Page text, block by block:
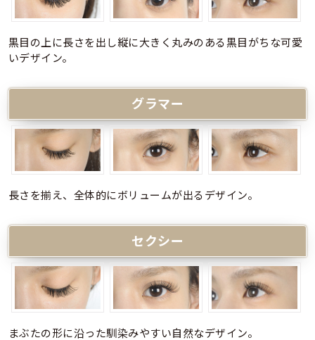
黒目の上に長さを出し縦に大きく丸みのある黒目がちな可愛
いデザイン。
グラマー
長さを揃え、全体的にボリュームが出るデザイン。
セクシー
まぶたの形に沿った馴染みやすい自然なデザイン。